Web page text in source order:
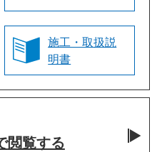
施工・取扱説
明書
閲覧する